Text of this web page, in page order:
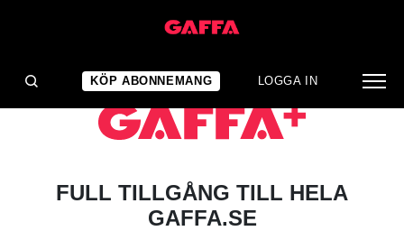
KÖP ABONNEMANG LOGGA IN
FULL TILLGÅNG TILL HELA
GAFFA.SE